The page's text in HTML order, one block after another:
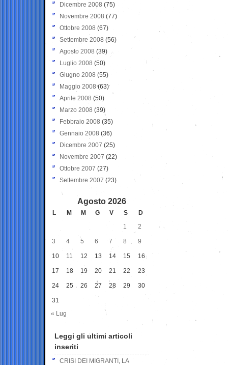
Dicembre 2008 (75)
Novembre 2008 (77)
Ottobre 2008 (67)
Settembre 2008 (56)
Agosto 2008 (39)
Luglio 2008 (50)
Giugno 2008 (55)
Maggio 2008(63)
Aprile 2008 (50)
Marzo 2008 (39)
Febbraio 2008 (35)
Gennaio 2008 (36)
Dicembre 2007 (25)
Novembre 2007 (22)
Ottobre 2007 (27)
Settembre 2007 (23)
Agosto 2026
L M M G V S
D
1
2
3 4 5 6 7 8 9
10 11 12 13 14 15 16
17 18 19 20 21 22 23
24 25 26 27 28 29 30
31
« Lug
Leggi gli ultimi articoli
inseriti
CRISI DEI MIGRANTI, LA